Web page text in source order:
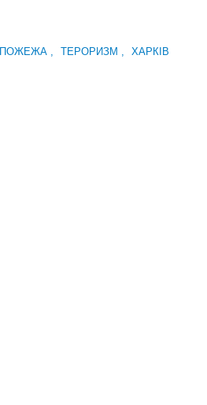
ПОЖЕЖА , ТЕРОРИЗМ , ХАРКІВ